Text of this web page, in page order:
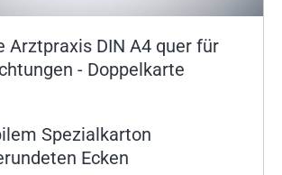
Arztpraxis DIN A4 quer für
- Doppelkarte
Spezialkarton
Ecken